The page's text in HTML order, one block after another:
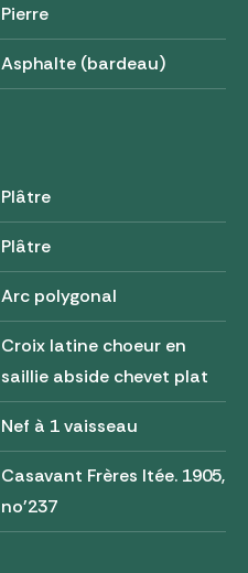
Pierre
Asphalte (bardeau)
Plâtre
Plâtre
Arc polygonal
Croix latine choeur en
saillie abside chevet plat
Nef à 1 vaisseau
Casavant Frères ltée. 1905,
no'237